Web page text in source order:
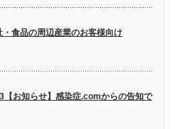
・食品の周辺産業のお客様向け
【お知らせ】感染症.comからの告知で